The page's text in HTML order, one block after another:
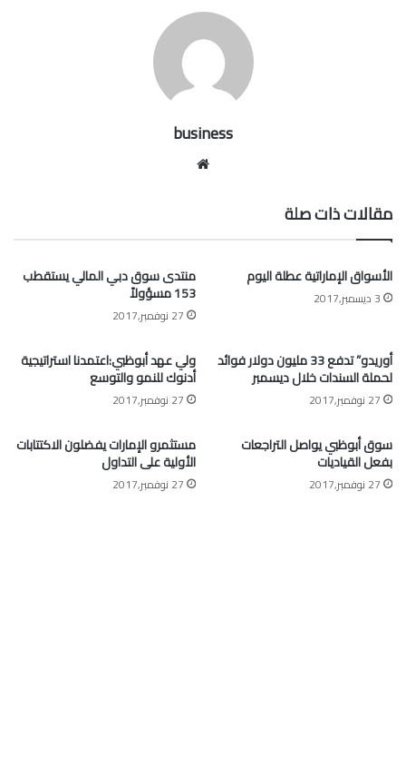
business
مقالات ذات صلة
الأسواق الإماراتية عطلة اليوم
3 ديسمبر,2017
منتدى سوق دبي المالي يستقطب
153 مسؤولاً
27 نوفمبر,2017
أوريدو” تدفع 33 مليون دولار فوائد
لحملة السندات خلال ديسمبر
27 نوفمبر,2017
ولي عهد أبوظبي:اعتمدنا استراتيجية
أدنوك للنمو والتوسع
27 نوفمبر,2017
سوق أبوظبي يواصل التراجعات
بفعل القياديات
27 نوفمبر,2017
مستثمرو الإمارات يفضلون الاكتتابات
الأولية على التداول
27 نوفمبر,2017